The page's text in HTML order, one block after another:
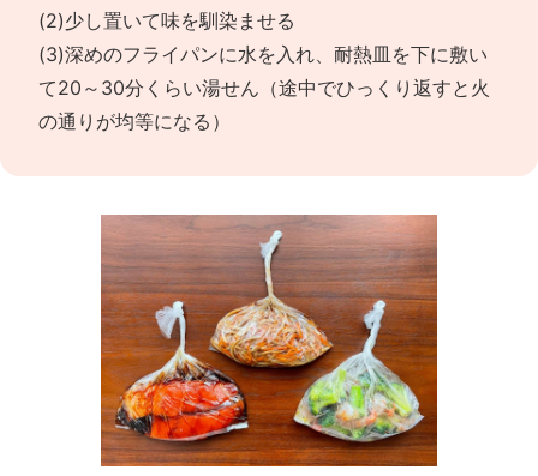
(2)少し置いて味を馴染ませる
(3)深めのフライパンに水を入れ、耐熱皿を下に敷い
て20～30分くらい湯せん（途中でひっくり返すと火
の通りが均等になる）